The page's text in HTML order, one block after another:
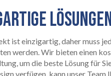
ist einzigartig, daher muss
werden. Wir bieten einen
um die beste Lösung für
verfügen, kann unser